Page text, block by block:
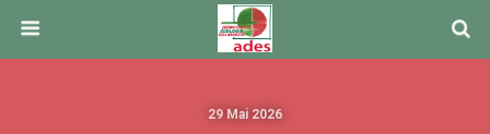
29 Mai 2026